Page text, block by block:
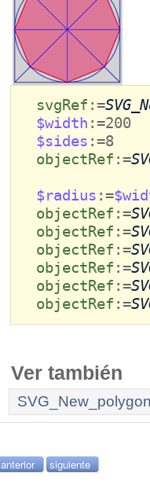
svgRef :=
$width :=200
$sides :=8
objectRef :=
$radius :=
objectRef :=
objectRef :=
objectRef :=
objectRef :=
objectRef :=
objectRef :=
Ver también
anterior siguiente